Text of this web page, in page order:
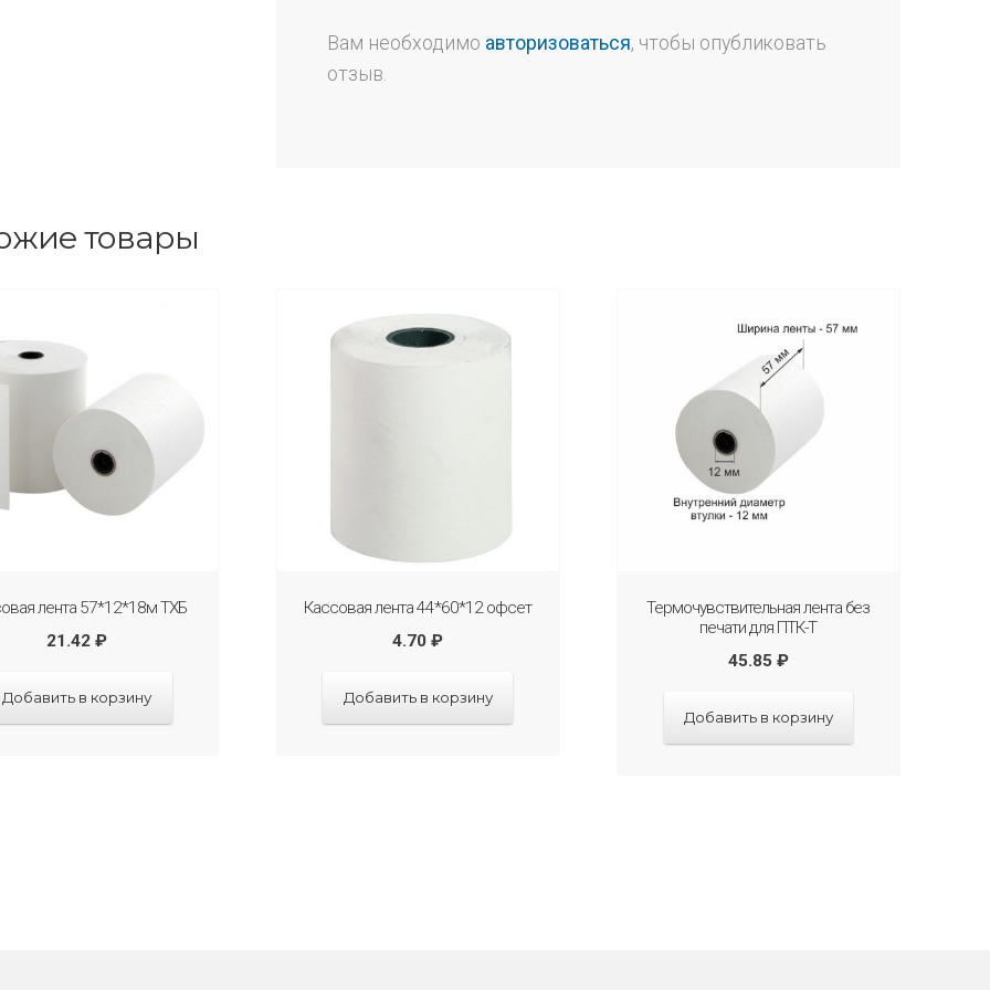
Вам необходимо авторизоваться, чтобы опубликовать
отзыв.
товары
лента 57*12*18м ТХБ
21.42₽
Добавить в корзину
Кассовая лента 44*60*12 офсет
4.70₽
Добавить в корзину
Термочувствительная лента без
печати для ПТК-Т
45.85 ₽
Добавить в корзину